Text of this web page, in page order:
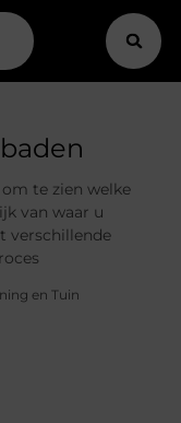
te zien welke
van waar u
verschillende
en Tuin